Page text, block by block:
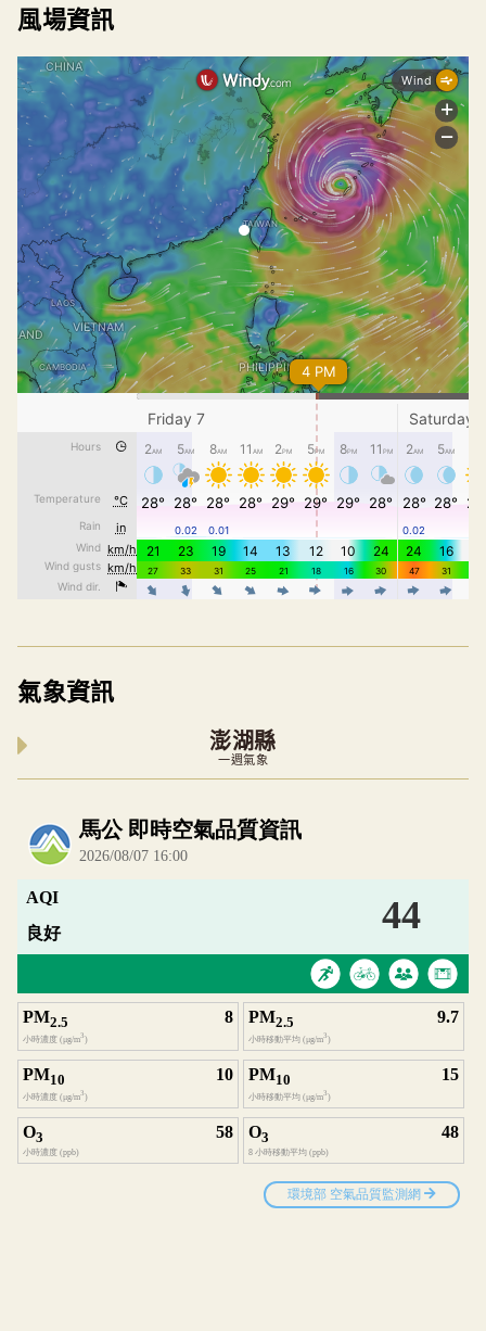
風場資訊
氣象資訊
澎湖縣
一週氣象
內嵌空氣品質小工具為視覺預覽，完整即時空